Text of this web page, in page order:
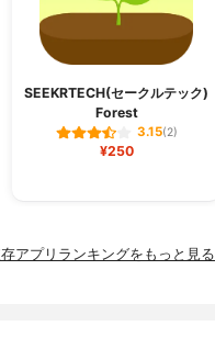
SEEKRTECH(セークルテック)
Forest
3.15(2)
¥250
アプリランキングをもっと見る